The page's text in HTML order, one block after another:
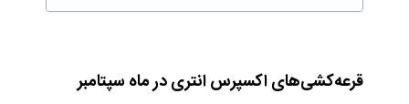
قرعه‌کشی‌های اکسپرس انتری در ماه سپتامبر